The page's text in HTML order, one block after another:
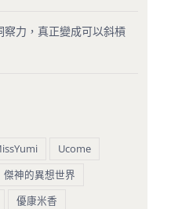
力，真正變成可以斜槓
Ucome
傑神的異想世界
優康米香